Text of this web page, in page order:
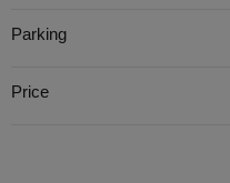
Parking
Price